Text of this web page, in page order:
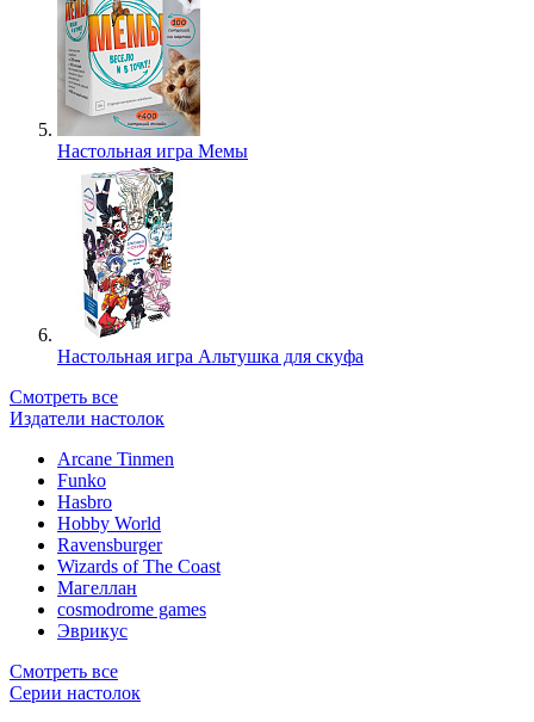
Настольная игра Мемы
Настольная игра Альтушка для скуфа
Смотреть все
Издатели настолок
Arcane Tinmen
Funko
Hasbro
Hobby World
Ravensburger
Wizards of The Coast
Магеллан
сosmodrome games
Эврикус
Смотреть все
Серии настолок